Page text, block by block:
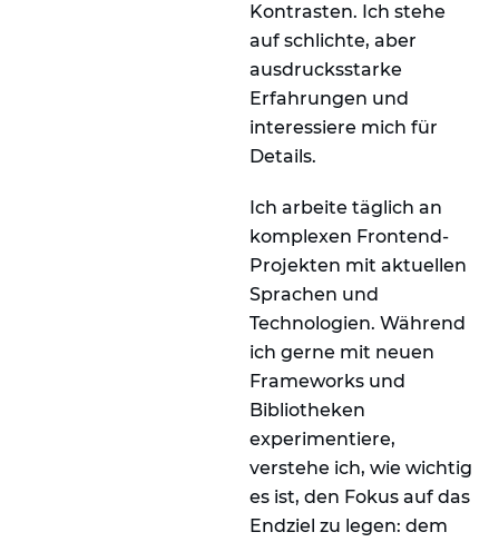
Kontrasten. Ich stehe
auf schlichte, aber
ausdrucksstarke
Erfahrungen und
interessiere mich für
Details.
Ich arbeite täglich an
komplexen Frontend-
Projekten mit aktuellen
Sprachen und
Technologien. Während
ich gerne mit neuen
Frameworks und
Bibliotheken
experimentiere,
verstehe ich, wie wichtig
es ist, den Fokus auf das
Endziel zu legen: dem